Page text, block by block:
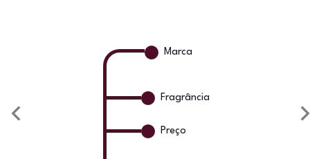
Marca
Fragrância
Preço